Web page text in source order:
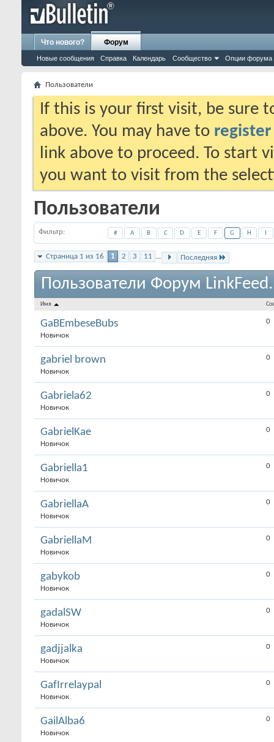
Что нового? Форум
Новые сообщения Справка Календарь Сообщество Опции форума
Пользователи
If this is your first visit, be sure
above. You may have to register
link above to proceed. To start
you want to visit from the
Пользователи
Фильтр # A B C D E F G H
Страница 1 из 16 1 2 3 11 ... Последняя
Пользователи Форум
Имя
GaBEmbeseBubs
Новичок
0
gabriel brown
Новичок
0
Gabriela62
Новичок
0
GabrielKae
Новичок
0
Gabriella1
Новичок
0
GabriellaA
Новичок
0
GabriellaM
Новичок
0
gabykob
Новичок
0
gadalSW
Новичок
0
gadjjalka
Новичок
0
GafIrrelaypal
Новичок
0
GailAlba6
Новичок
0